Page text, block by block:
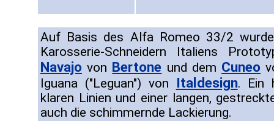
Auf Basis des Alfa Romeo 33/2
Karosserie-Schneidern Italiens
Navajo von Bertone und dem Cuneo
Iguana ("Leguan") von
Italdesign. Ein
klaren Linien und einer langen,
auch die schimmernde Lackierung.